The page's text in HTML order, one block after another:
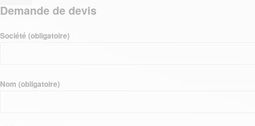
Demande de devis
Société (obligatoire)
Nom (obligatoire)